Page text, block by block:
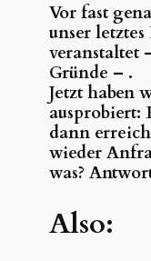
Vor fast
unser
veranstaltet
Gründe – .
Jetzt haben
ausprobiert:
dann
wieder
was?
Also: